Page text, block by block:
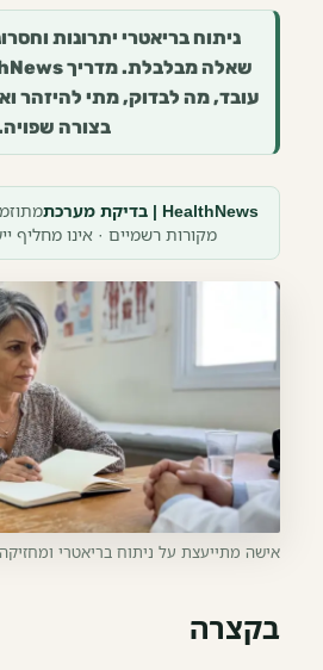
ניתוח בריאטרי יתרונות
עובד, מה לבדוק, מתי להיזהר
בצורה
HealthNews | בדיקת מערכת
מקורות רשמיים · אינו מחליף
אישה מתייעצת על ניתוח בריאטרי
בקצרה